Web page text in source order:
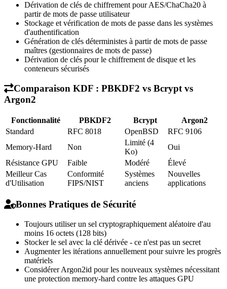
Dérivation de clés de chiffrement pour AES/ChaCha20 à
partir de mots de passe utilisateur
Stockage et vérification de mots de passe dans les systèmes
d'authentification
Génération de clés déterministes à partir de mots de passe
maîtres (gestionnaires de mots de passe)
Dérivation de clés pour le chiffrement de disque et les
conteneurs sécurisés
Comparaison KDF : PBKDF2 vs Bcrypt vs
Argon2
Fonctionnalité PBKDF2 Bcrypt
Argon2
Standard
RFC 8018 OpenBSD
RFC 9106
Memory-Hard
Non
Limité (4
Ko)
Oui
Résistance GPU
Faible Modéré
Élevé
Meilleur Cas
d'Utilisation
Conformité
FIPS/NIST
Systèmes
anciens
Nouvelles
applications
Bonnes Pratiques de Sécurité
Toujours utiliser un sel cryptographiquement aléatoire d'au
moins 16 octets (128 bits)
Stocker le sel avec la clé dérivée - ce n'est pas un secret
Augmenter les itérations annuellement pour suivre les progrès
matériels
Considérer Argon2id pour les nouveaux systèmes nécessitant
une protection memory-hard contre les attaques GPU